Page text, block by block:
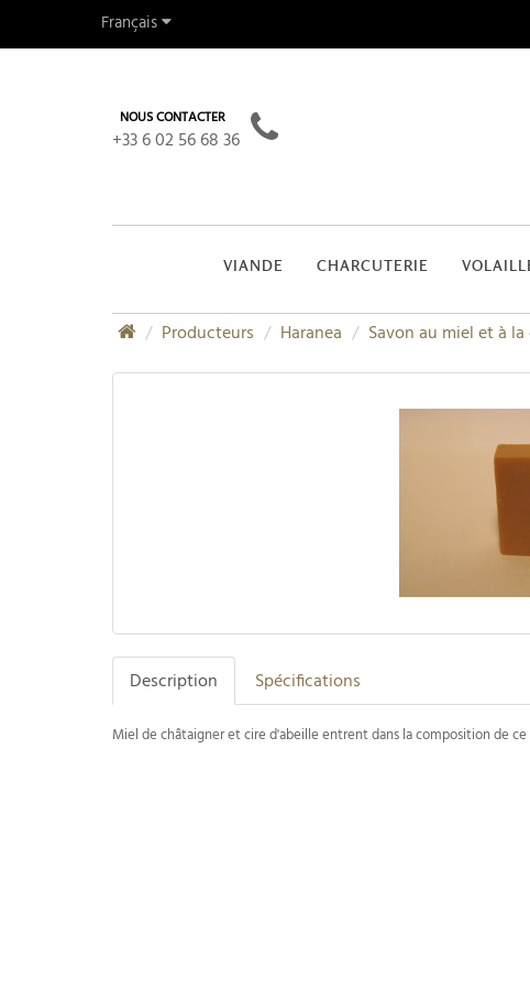
Français
NOUS CONTACTER
+33 6 02 56 68 36
VIANDE CHARCUTERIE
Producteurs Haranea Savon au miel et à
Description Spécifications
Miel de châtaigner et cire d'abeille entrent dans la composition de